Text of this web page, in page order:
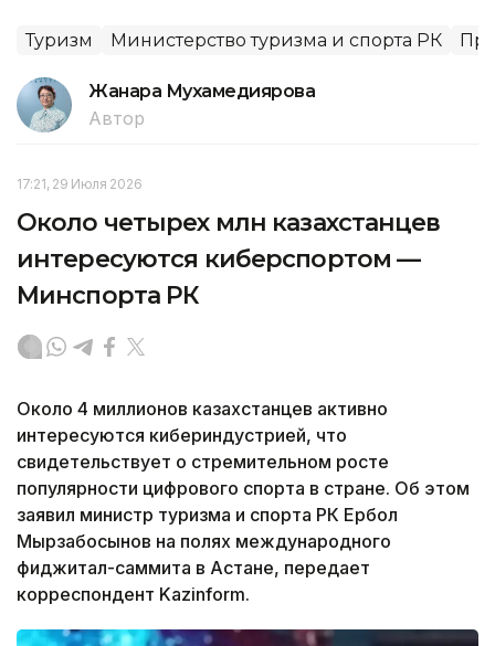
Туризм Министерство туризма и спорта РК
Жанара Мухамедиярова
Автор
17:21, 29 Июля 2026
Около четырех млн казахстанцев
интересуются киберспортом —
Минспорта РК
Около 4 миллионов казахстанцев активно
интересуются кибериндустрией, что
свидетельствует о стремительном росте
популярности цифрового спорта в стране. Об этом
заявил министр туризма и спорта РК Ербол
Мырзабосынов на полях международного
фиджитал-саммита в Астане, передает
корреспондент Kazinform.